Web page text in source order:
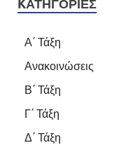
KΑΤΗΓΟΡΊΕΣ
Α΄ Τάξη
Ανακοινώσεις
Β΄ Τάξη
Γ΄ Τάξη
Δ΄ Τάξη